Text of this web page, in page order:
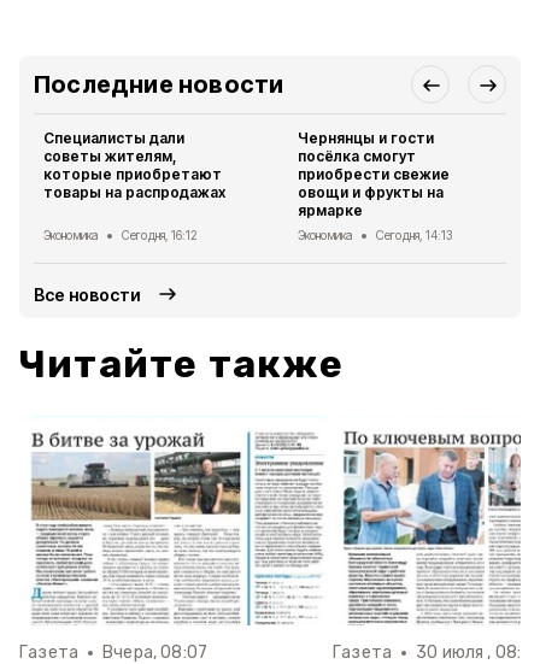
Последние новости
Специалисты дали
советы жителям,
которые приобретают
товары на распродажах
Экономика Сегодня, 16:12
Чернянцы и гости
посёлка смогут
приобрести свежие
овощи и фрукты на
ярмарке
Экономика Сегодня, 14:13
Все новости
Читайте также
Газета Вчера, 08:07 Газета 30 июля ,